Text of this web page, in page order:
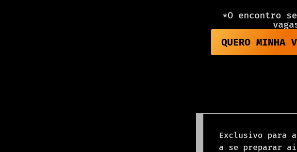
*O encontro
QUERO MINHA
Exclusivo para
a se preparar